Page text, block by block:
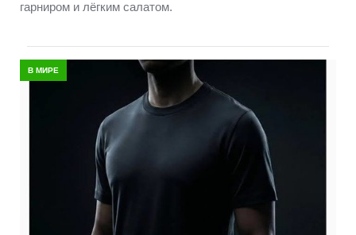
гарниром и лёгким салатом.
В МИРЕ